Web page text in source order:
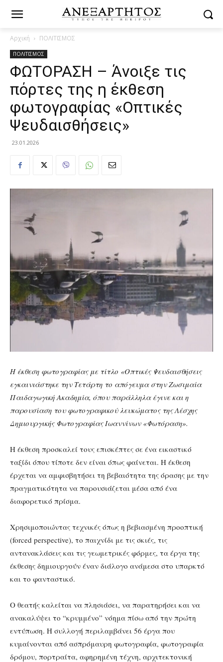
Αρχική ΠΟΛΙΤΙΣΜΟΣ
ΠΟΛΙΤΙΣΜΟΣ
ΦΩΤΟΡΑΣΗ – Άνοιξε τις
πόρτες της η έκθεση
φωτογραφίας «Οπτικές
Ψευδαισθήσεις»
23.01.2026
Η έκθεση φωτογραφίας με τίτλο «Οπτικές Ψευδαισθήσεις
εγκαινιάστηκε την Τετάρτη το απόγευμα στην Ζωσιμαία
Παιδαγωγική Ακαδημία, όπου παράλληλα έγινε και η
παρουσίαση του φωτογραφικού λευκώματος της Λέσχης
Δημιουργικής Φωτογραφίας Ιωαννίνων «Φωτόραση».
Η έκθεση προσκαλεί τους επισκέπτες σε ένα εικαστικό
ταξίδι όπου τίποτε δεν είναι όπως φαίνεται. Η έκθεση
έρχεται να αμφισβητήσει τη βεβαιότητα της όρασης με την
πραγματικότητα να παρουσιάζεται μέσα από ένα
διαφορετικό πρίσμα.
Χρησιμοποιώντας τεχνικές όπως η βεβιασμένη προοπτική
(forced perspective), το παιχνίδι με τις σκιές, τις
αντανακλάσεις και τις γεωμετρικές φόρμες, τα έργα της
έκθεσης δημιουργούν έναν διάλογο ανάμεσα στο υπαρκτό
και το φανταστικό.
Ο θεατής καλείται να πλησιάσει, να παρατηρήσει και να
ανακαλύψει το “κρυμμένο” νόημα πίσω από την πρώτη
εντύπωση. Η συλλογή περιλαμβάνει 56 έργα που
κυμαίνονται από ασπρόμαυρη φωτογραφία, φωτογραφία
δρόμου, πορτραίτα, αφηρημένη τέχνη, αρχιτεκτονική